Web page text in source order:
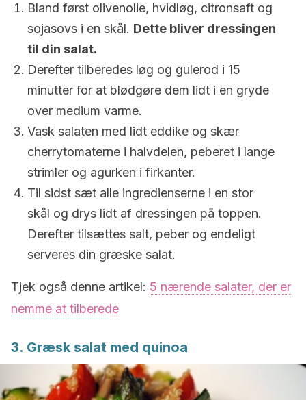
Bland først olivenolie, hvidløg, citronsaft og
sojasovs i en skål. Dette bliver dressingen
til din salat.
Derefter tilberedes løg og gulerod i 15
minutter for at blødgøre dem lidt i en gryde
over medium varme.
Vask salaten med lidt eddike og skær
cherrytomaterne i halvdelen, peberet i lange
strimler og agurken i firkanter.
Til sidst sæt alle ingredienserne i en stor
skål og drys lidt af dressingen på toppen.
Derefter tilsættes salt, peber og endeligt
serveres din græske salat.
Tjek også denne artikel: 5 nærende salater, der er
nemme at tilberede
3. Græsk salat med quinoa